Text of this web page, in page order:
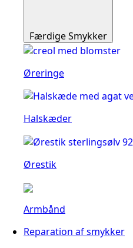
Færdige Smykker
Øreringe
Halskæder
Ørestik
Armbånd
Reparation af smykker